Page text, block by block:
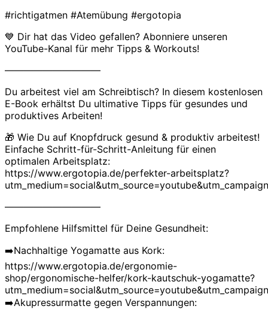
#richtigatmen #Atemübung #ergotopia
💙 Dir hat das Video gefallen? Abonniere unseren
YouTube-Kanal für mehr Tipps & Workouts!
——————————
Du arbeitest viel am Schreibtisch? In diesem kostenlosen
E-Book erhältst Du ultimative Tipps für gesundes und
produktives Arbeiten!
🎁 Wie Du auf Knopfdruck gesund & produktiv arbeitest!
Einfache Schritt-für-Schritt-Anleitung für einen
optimalen Arbeitsplatz:
https://www.ergotopia.de/perfekter-arbeitsplatz?
——————————
Empfohlene Hilfsmittel für Deine Gesundheit:
➡️Nachhaltige Yogamatte aus Kork:
https://www.ergotopia.de/ergonomie-
shop/ergonomische-helfer/kork-kautschuk-yogamatte?
➡️Akupressurmatte gegen Verspannungen: